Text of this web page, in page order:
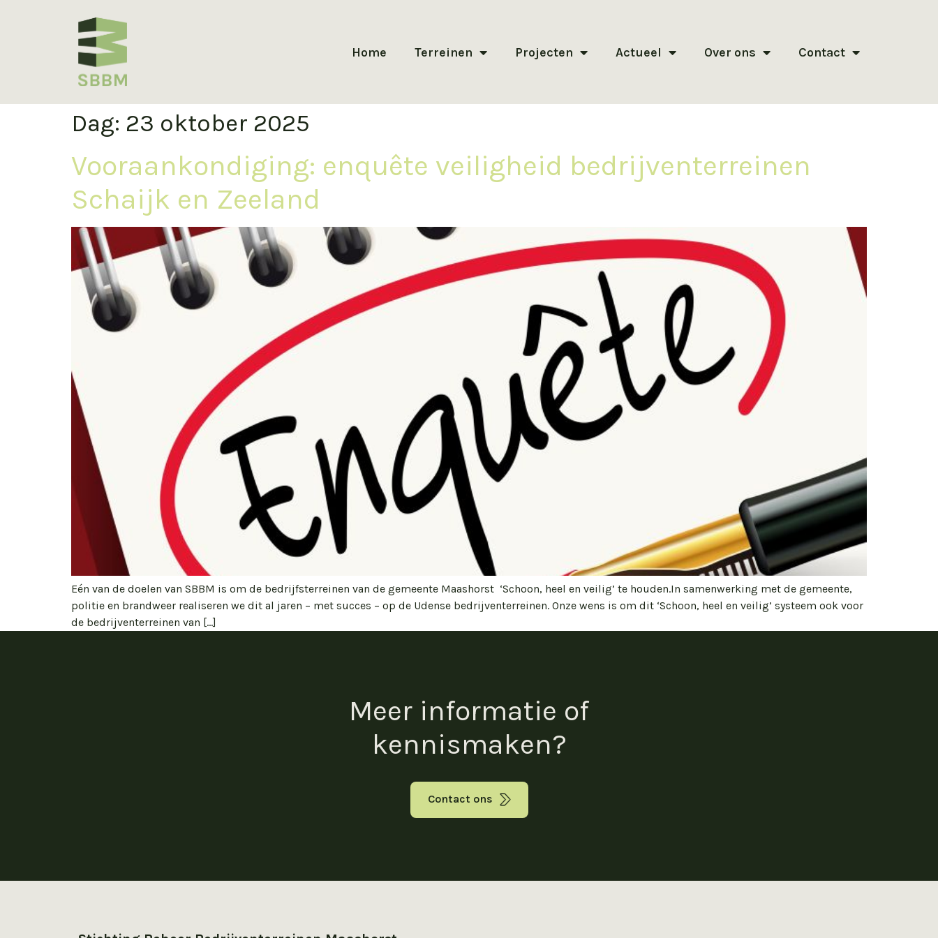
Home Terreinen Projecten Actueel Over ons Contact
Dag: 23 oktober 2025
Vooraankondiging: enquête veiligheid bedrijventerreinen
Schaijk en Zeeland
Eén van de doelen van SBBM is om de bedrijfsterreinen van de gemeente Maashorst ‘Schoon, heel en veilig’ te houden.In samenwerking met de gemeente,
politie en brandweer realiseren we dit al jaren – met succes – op de Udense bedrijventerreinen. Onze wens is om dit ‘Schoon, heel en veilig’ systeem ook voor
de bedrijventerreinen van […]
Meer informatie of
kennismaken?
Contact ons